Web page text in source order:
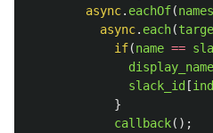
async. eachOf(names
async. each(
if(name ==
display_name
slack_id [
}
callback();